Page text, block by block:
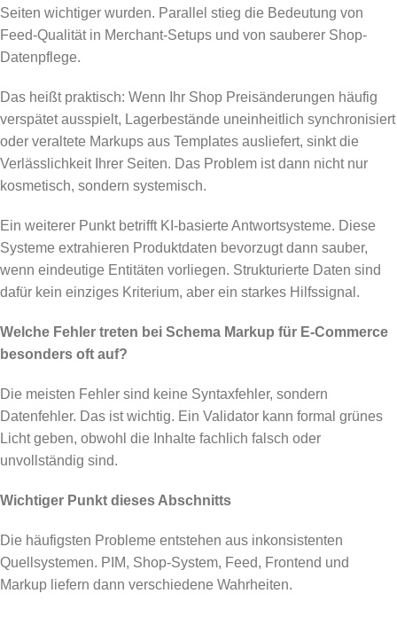
Seiten wichtiger wurden. Parallel stieg die Bedeutung von
Feed-Qualität in Merchant-Setups und von sauberer Shop-
Datenpflege.
Das heißt praktisch: Wenn Ihr Shop Preisänderungen häufig
verspätet ausspielt, Lagerbestände uneinheitlich synchronisiert
oder veraltete Markups aus Templates ausliefert, sinkt die
Verlässlichkeit Ihrer Seiten. Das Problem ist dann nicht nur
kosmetisch, sondern systemisch.
Ein weiterer Punkt betrifft KI-basierte Antwortsysteme. Diese
Systeme extrahieren Produktdaten bevorzugt dann sauber,
wenn eindeutige Entitäten vorliegen. Strukturierte Daten sind
dafür kein einziges Kriterium, aber ein starkes Hilfssignal.
Welche Fehler treten bei Schema Markup für E-Commerce
besonders oft auf?
Die meisten Fehler sind keine Syntaxfehler, sondern
Datenfehler. Das ist wichtig. Ein Validator kann formal grünes
Licht geben, obwohl die Inhalte fachlich falsch oder
unvollständig sind.
Wichtiger Punkt dieses Abschnitts
Die häufigsten Probleme entstehen aus inkonsistenten
Quellsystemen. PIM, Shop-System, Feed, Frontend und
Markup liefern dann verschiedene Wahrheiten.